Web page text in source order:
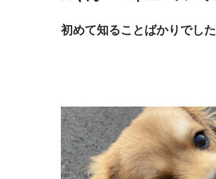
初めて知ることばかりでし